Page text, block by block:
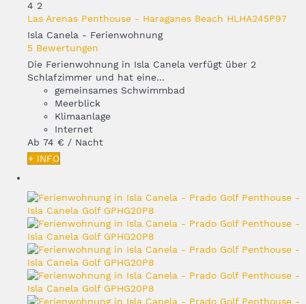
4 2
Las Arenas Penthouse - Haraganes Beach HLHA245P97
Isla Canela - Ferienwohnung
5 Bewertungen
Die Ferienwohnung in Isla Canela verfügt über 2
Schlafzimmer und hat eine...
gemeinsames Schwimmbad
Meerblick
Klimaanlage
Internet
Ab 74 € / Nacht
+ INFO